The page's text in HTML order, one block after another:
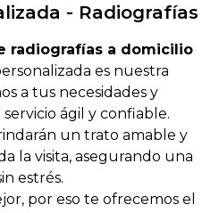
- Radiografías
radiografías a domicilio
es nuestra
a tus necesidades y
ágil y confiable.
un trato amable y
la visita, asegurando una
estrés.
por eso te ofrecemos el